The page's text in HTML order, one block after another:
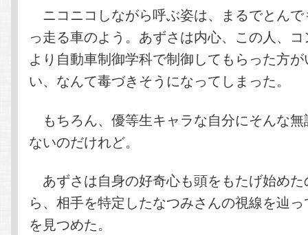
ニコニコしながら呼ぶ姿は、まるでとん
っ走る車のよう。あずさは内心、この人、
より自動車制御学科で制御してもらった方
い、なんて毒づきそうになってしまった。
もちろん、優等生キャラな自分にそんな
ないのだけれど。
あずさは自身の好奇心も頭をもたげ始め
ら、相手を特定したなつみさんの視線を辿
を見つめた。